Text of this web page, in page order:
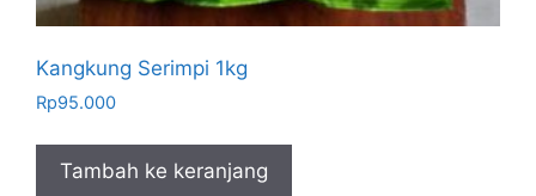
Kangkung Serimpi 1kg
Rp95.000
Tambah ke keranjang